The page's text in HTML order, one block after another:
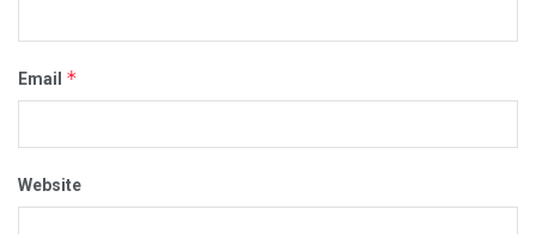
Email *
Website